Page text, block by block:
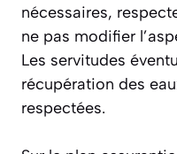
nécessaires,
ne pas modifier
Les servitudes
récupération des
respectées.